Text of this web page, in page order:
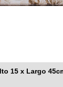
15 x Largo